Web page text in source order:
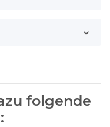
folgende